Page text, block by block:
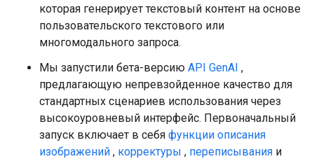
которая генерирует текстовый контент на основе
пользовательского текстового или
многомодального запроса.
Мы запустили бета-версию API GenAI ,
предлагающую непревзойденное качество для
стандартных сценариев использования через
высокоуровневый интерфейс. Первоначальный
запуск включает в себя функции описания
изображений , корректуры , переписывания и